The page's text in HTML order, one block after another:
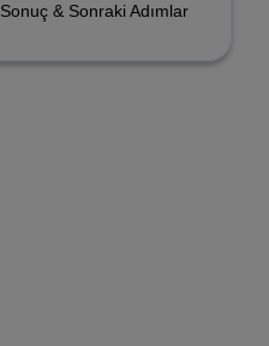
Sonuç & Sonraki Adımlar